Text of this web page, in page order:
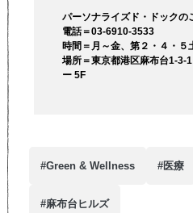
パーソナライズド・ドックの
電話＝03-6910-3533
時間＝月～金、第２・４・５
場所＝東京都港区麻布台1-
ー 5F
#Green & Wellness #医療
#麻布台ヒルズ